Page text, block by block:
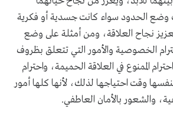
وضع الحدود سواء كانت جسدية أو فكرية
نجاح العلاقة، ومن أمثلة على وضع
الخصوصية والأمور التي تتعلق بظروف
الممنوع في العلاقة الحميمة، واحترام
بنفسها وقت احتياجها لذلك، لأنها كلها أمور
والشعور بالأمان العاطفي.